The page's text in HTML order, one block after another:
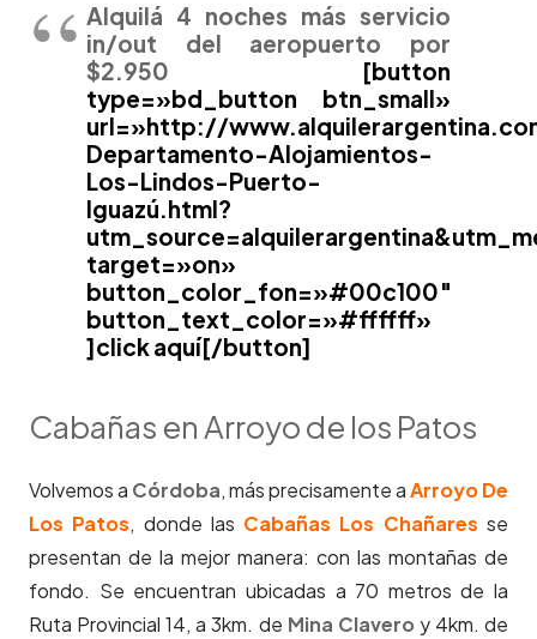
Alquilá 4 noches más servicio
in/out del aeropuerto por
$2.950 [button
type=»bd_button btn_small»
url=»http://
Departamento-Alojamientos-
Los-Lindos-Puerto-
Iguazú.html?
target=»on»
button_color_fon=»#00c100″
button_text_color=»#ffffff»
]click aquí[/button]
Cabañas en Arroyo de los Patos
Volvemos a Córdoba, más precisamente aArroyo De
Los Patos, donde las Cabañas Los Chañares se
presentan de la mejor manera: con las montañas de
fondo. Se encuentran ubicadas a 70 metros de la
Ruta Provincial 14, a 3km. de Mina Clavero y 4km. de